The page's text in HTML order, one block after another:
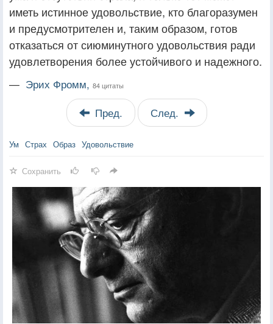
иметь истинное удовольствие, кто благоразумен
и предусмотрителен и, таким образом, готов
отказаться от сиюминутного удовольствия ради
удовлетворения более устойчивого и надежного.
— Эрих Фромм, 84 цитаты
Пред. След.
Ум Страх Образ Удовольствие
Сохранить